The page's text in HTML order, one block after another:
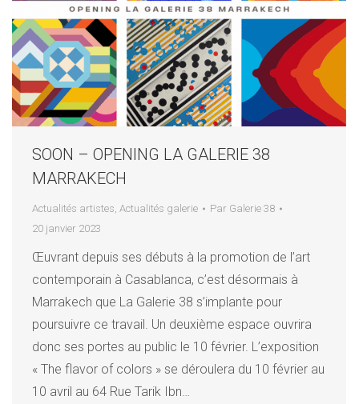
SOON – OPENING LA GALERIE 38
MARRAKECH
Actualités artistes, Actualités galerie Par Galerie 38
20 janvier 2023
Œuvrant depuis ses débuts à la promotion de l’art
contemporain à Casablanca, c’est désormais à
Marrakech que La Galerie 38 s’implante pour
poursuivre ce travail. Un deuxième espace ouvrira
donc ses portes au public le 10 février. L’exposition
« The flavor of colors » se déroulera du 10 février au
10 avril au 64 Rue Tarik Ibn…